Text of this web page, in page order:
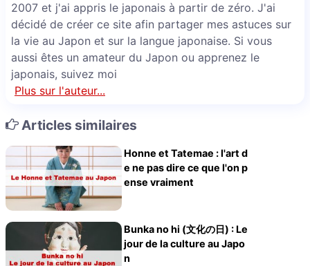
2007 et j'ai appris le japonais à partir de zéro. J'ai
décidé de créer ce site afin partager mes astuces sur
la vie au Japon et sur la langue japonaise. Si vous
aussi êtes un amateur du Japon ou apprenez le
japonais, suivez moi
Plus sur l'auteur...
Articles similaires
Honne et Tatemae : l'art d
e ne pas dire ce que l'on p
ense vraiment
Bunka no hi (文化の日) : Le
jour de la culture au Japo
n